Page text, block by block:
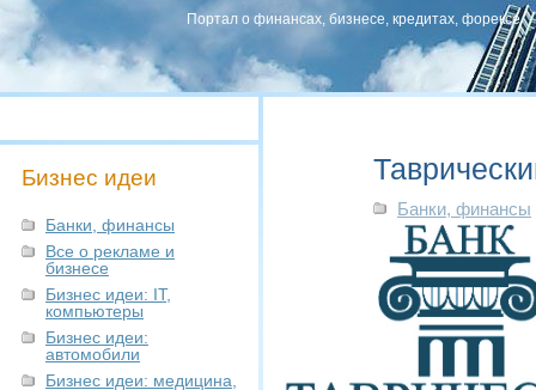
Портал о финансах, бизнесе, кредитах, форексе
Бизнес идеи
Банки, финансы
Все о рекламе и
бизнесе
Бизнес идеи: IT,
компьютеры
Бизнес идеи:
автомобили
Бизнес идеи: медицина,
Банки, финансы